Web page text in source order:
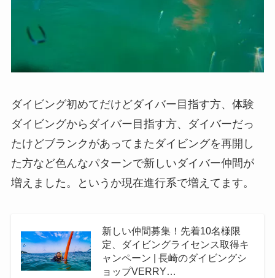
ダイビング初めてだけどダイバー目指す方、体験
ダイビングからダイバー目指す方、ダイバーだっ
たけどブランクがあってまたダイビングを再開し
た方など色んなパターンで新しいダイバー仲間が
増えました。というか現在進行系で増えてます。
新しい仲間募集！先着10名様限
定、ダイビングライセンス取得キ
ャンペーン | 長崎のダイビングシ
ョップVERRY…